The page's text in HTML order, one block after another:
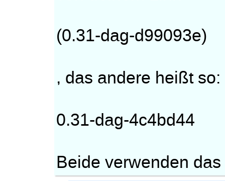
(0.31-dag-d99093e)
, das andere heißt so:
0.31-dag-4c4bd44
Beide verwenden